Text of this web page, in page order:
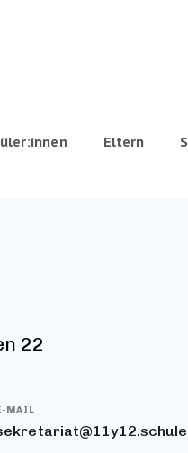
Eltern
22
MAIL